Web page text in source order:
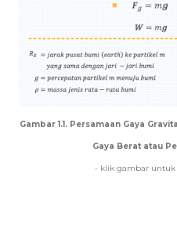
Gambar 1.1. Persamaan Gaya
Gaya Berat atau
- klik gambar